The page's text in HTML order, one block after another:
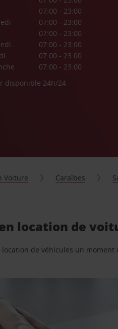
07:00 - 23:00
07:00 - 23:00
07:00 - 23:00
07:00 - 23:00
07:00 - 23:00
07:00 - 23:00
disponible 24h/24
Voiture Caraïbes
location de
de véhicules un